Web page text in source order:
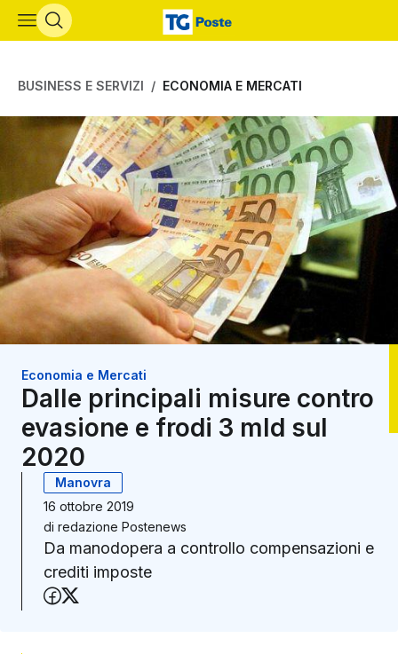
Vai al contenuto principale
BUSINESS E SERVIZI ECONOMIA E MERCATI
Economia e Mercati
Dalle principali misure contro
evasione e frodi 3 mld sul
2020
Manovra
16 ottobre 2019
di redazione Postenews
Da manodopera a controllo compensazioni e
crediti imposte
Condividi su Facebook